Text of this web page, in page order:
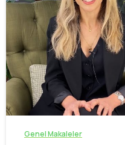
Genel Makaleler